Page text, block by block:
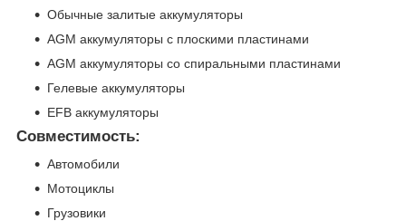
Обычные залитые аккумуляторы
AGM аккумуляторы с плоскими пластинами
AGM аккумуляторы со спиральными пластинами
Гелевые аккумуляторы
EFB аккумуляторы
Совместимость:
Автомобили
Мотоциклы
Грузовики